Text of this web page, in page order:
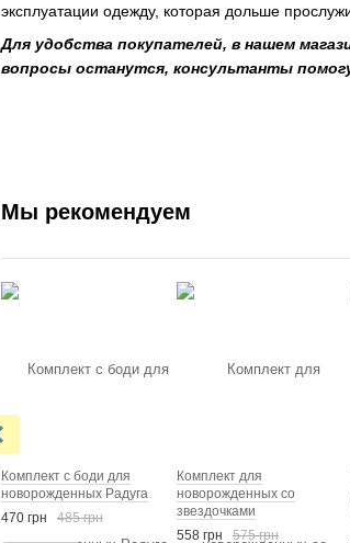
эксплуатации одежду, которая дольше
Для удобства покупателей, в нашем
вопросы останутся, консультанты
Мы рекомендуем
Комплект с боди для
новорожденных Радуга
470 грн
485 грн
Комплект для
новорожденных со
звездочками
558 грн
575 грн